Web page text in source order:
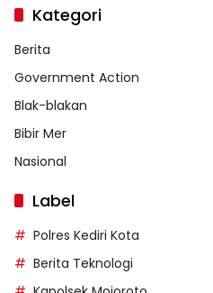
Kategori
Berita
Government Action
Blak-blakan
Bibir Mer
Nasional
Label
Polres Kediri Kota
Berita Teknologi